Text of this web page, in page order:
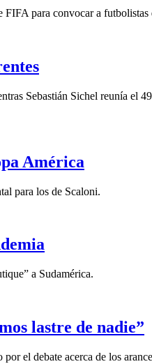
para convocar a
Sebastián Sichel reunía el
América
para los de Scaloni.
a Sudamérica.
lastre de nadie”
el debate acerca de los